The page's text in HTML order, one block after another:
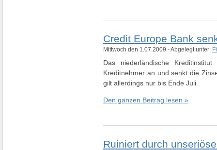
Credit Europe Bank
Mittwoch den 1.07.2009 - Abgelegt unter:
Das niederländische
Kreditnehmer an und senkt die
gilt allerdings nur bis Ende Juli.
Den ganzen Beitrag lesen »
Ruiniert durch